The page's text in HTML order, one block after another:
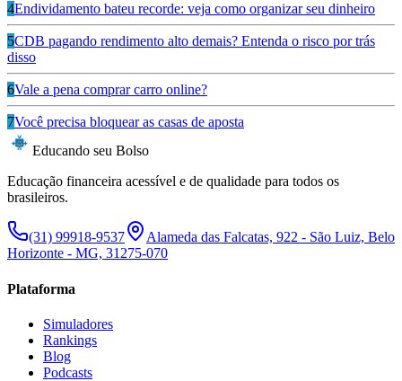
4Endividamento bateu recorde: veja como organizar seu dinheiro
5CDB pagando rendimento alto demais? Entenda o risco por trás
disso
6Vale a pena comprar carro online?
7Você precisa bloquear as casas de aposta
Educando seu Bolso
Educação financeira acessível e de qualidade para todos os
brasileiros.
(31) 99918-9537
Alameda das Falcatas, 922 - São Luiz, Belo
Horizonte - MG, 31275-070
Plataforma
Simuladores
Rankings
Blog
Podcasts